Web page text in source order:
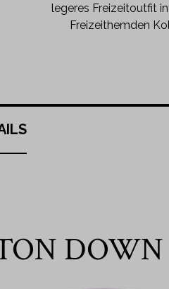
legeres Freizeitoutfit
Freizeithemden